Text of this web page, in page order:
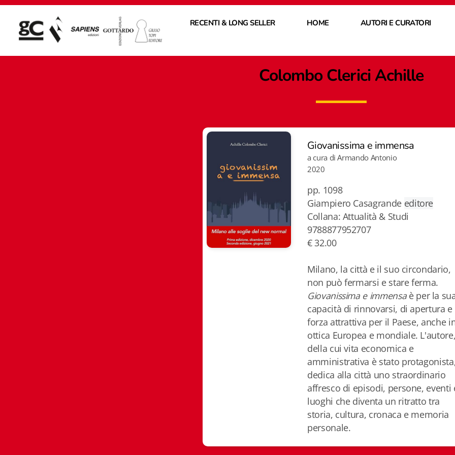
RECENTI & LONG SELLER HOME AUTORI E CURATORI
Colombo Clerici Achille
Giovanissima e immensa
a cura di Armando Antonio
2020
pp. 1098
Giampiero Casagrande editore
Collana: Attualità & Studi
9788877952707
€ 32.00
Milano, la città e il suo circondario,
non può fermarsi e stare ferma.
Giovanissima e immensaè per la
capacità di rinnovarsi, di apertura e
forza attrattiva per il Paese, anche
ottica Europea e mondiale. L'autore,
della cui vita economica e
amministrativa è stato
dedica alla città uno straordinario
affresco di episodi, persone, eventi
luoghi che diventa un ritratto tra
storia, cultura, cronaca e memoria
personale.